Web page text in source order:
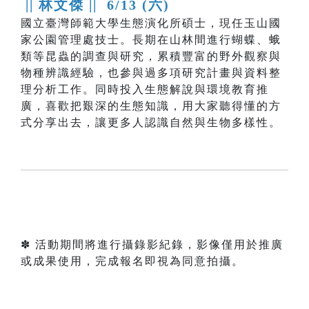
|| 林文傑 || 6/13 (六)
國立臺灣師範大學生態演化所碩士，現任玉山國
家公園管理處技士。長期在山林間進行蝴蝶、蛾
類等昆蟲的調查與研究，累積豐富的野外觀察與
物種辨識經驗，也參與過多項研究計畫與資料整
理分析工作。同時投入生態解說與環境教育推
廣，喜歡把艱深的生態知識，用大家聽得懂的方
式分享出去，讓更多人認識自然與生物多樣性。
✽ 活動期間將進行攝錄影紀錄，影像僅用於推廣
或成果使用，完成報名即視為同意拍攝。